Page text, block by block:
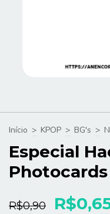
Início > KPOP > BG's >
Especial
Photocards
R$0,90